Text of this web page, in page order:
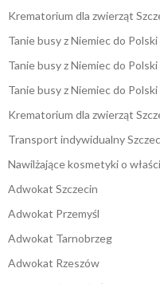
Krematorium dla zwierząt
Tanie busy z Niemiec do
Tanie busy z Niemiec do
Tanie busy z Niemiec do
Krematorium dla zwierząt
Transport indywidualny
Nawilżające kosmetyki o
Adwokat Szczecin
Adwokat Przemyśl
Adwokat Tarnobrzeg
Adwokat Rzeszów